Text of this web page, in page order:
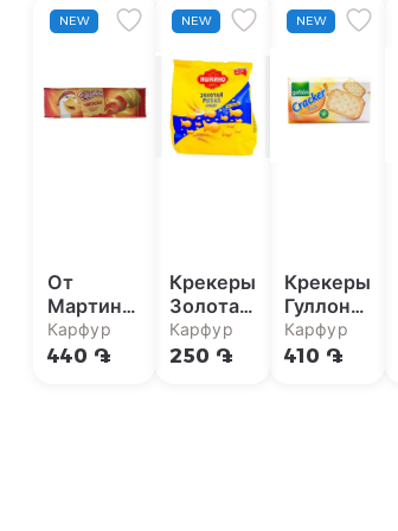
NEW
От
Мартина
Чипсы с
томатами
Карфур
440 ֏
NEW
Крекеры
Золотая
рыбка
Яшкино
Карфур
250 ֏
NEW
Крекеры
Гуллон
Классик
100г
Карфур
410 ֏